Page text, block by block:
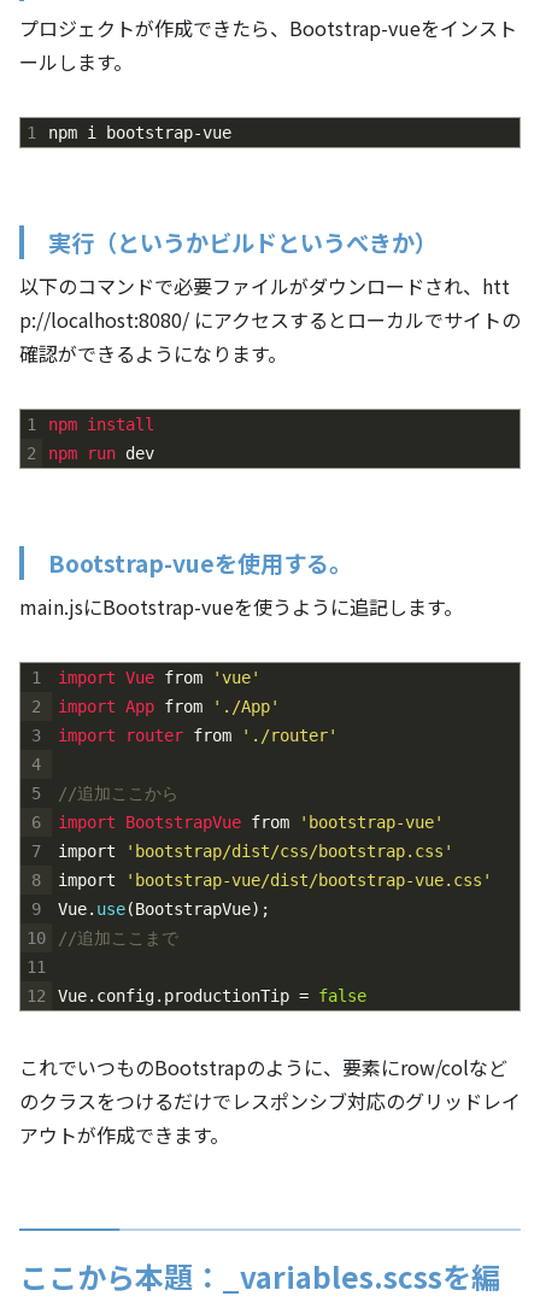
プロジェクトが作成できたら、Bootstrap-vueをインスト
ールします。
1 npm i bootstrap-vue
実行（というかビルドというべきか）
以下のコマンドで必要ファイルがダウンロードされ、htt
p://localhost:8080/ にアクセスするとローカルでサイトの
確認ができるようになります。
1
2
npm install
npm
run dev
Bootstrap-vueを使用する。
main.jsにBootstrap-vueを使うように追記します。
1
2
3
4
5
6
7
8
9
10
11
12
import Vue from
'vue'
import App from
'./App'
import
router from './router'
//追加ここから
import BootstrapVue from
'bootstrap-vue'
import
'bootstrap/dist/css/bootstrap.css'
import
'bootstrap-vue/dist/bootstrap-vue.css'
Vue. use(BootstrapVue) ;
//追加ここまで
Vue. config. productionTip = false
これでいつものBootstrapのように、要素にrow/colなど
のクラスをつけるだけでレスポンシブ対応のグリッドレイ
アウトが作成できます。
ここから本題：_variables.scssを編